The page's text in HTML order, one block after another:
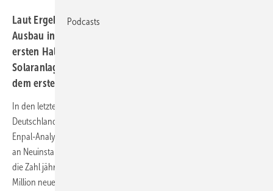
Laut Ergebnissen einer Enpal-Analyse zum Photovoltaik-
Ausbau in deutschen Städten und Bundesländern im
ersten Halbjahr 2024 ist Münster beim Ausbau von
Solaranlagen im Ranking der zwanzig größten Städte auf
dem ersten Platz gelandet.
In den letzten Jahren ist der jährliche Zubau von Solaranlagen in
Deutschland stark gestiegen. Im Jahresvergleich einer aktuellen
Enpal-Analyse zeigt sich der Positivtrend deutlich: 2018 lag die Anzahl
an Neuinstallationen von Solaranlagen bei knapp 75.000, seitdem ist
die Zahl jährlich angestiegen und hat sich 2023 mit mehr als eine
Million neuen Anlagen mehr als verdreizehnfacht. Damit wurden im
Podcasts